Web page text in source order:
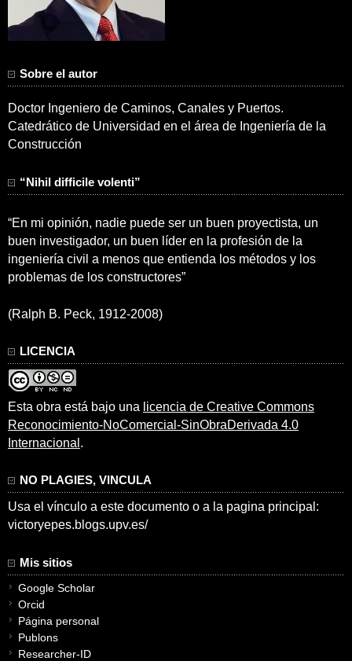
Sobre el autor
Doctor Ingeniero de Caminos, Canales y Puertos.
Catedrático de Universidad en el área de Ingeniería de la
Construcción
“Nihil difficile volenti”
“En mi opinión, nadie puede ser un buen proyectista, un
buen investigador, un buen líder en la profesión de la
ingeniería civil a menos que entienda los métodos y los
problemas de los constructores”
(Ralph B. Peck, 1912-2008)
LICENCIA
Esta obra está bajo una licencia de Creative Commons
Reconocimiento-NoComercial-SinObraDerivada 4.0
Internacional .
NO PLAGIES, VINCULA
Usa el vínculo a este documento o a la pagina principal:
victoryepes.blogs.upv.es/
Mis sitios
Google Scholar
Orcid
Página personal
Publons
Researcher-ID